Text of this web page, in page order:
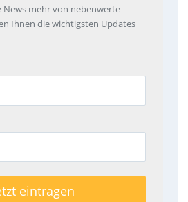
News mehr von nebenwerte
Ihnen die wichtigsten Updates